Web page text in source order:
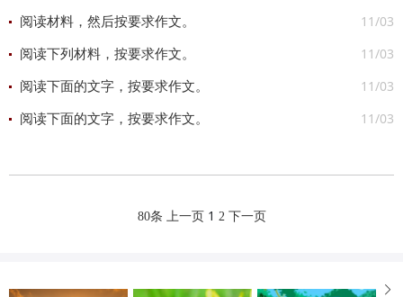
11/03
阅读材料，然后按要求作文。
11/03
阅读下列材料，按要求作文。
11/03
阅读下面的文字，按要求作文。
11/03
阅读下面的文字，按要求作文。
80条 上一页 1 2 下一页
